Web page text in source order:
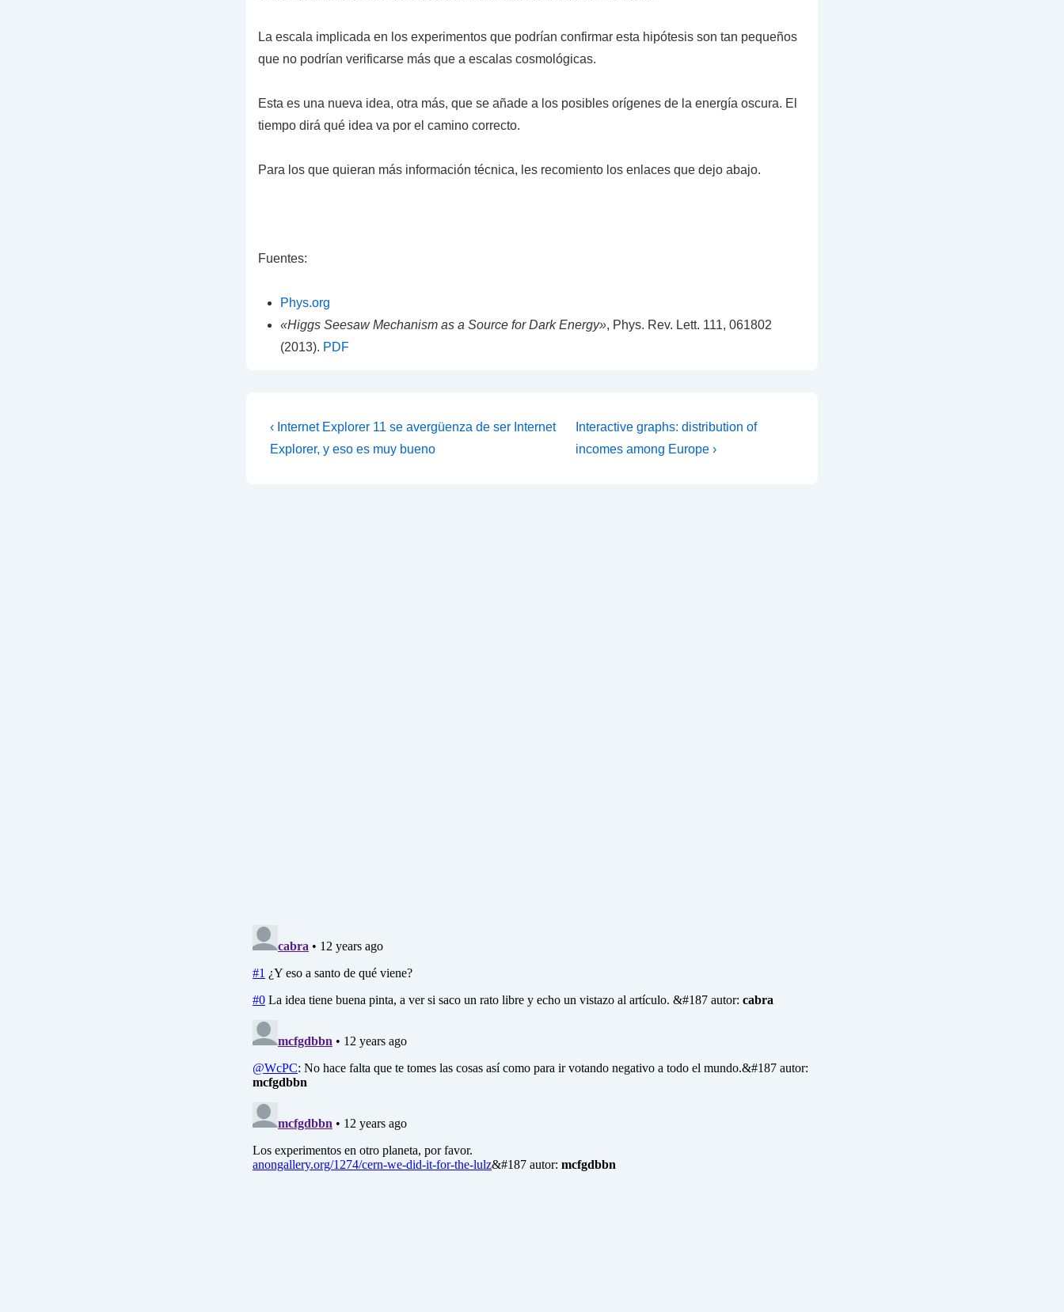
La escala implicada en los experimentos que podrían confirmar esta hipótesis son tan pequeños
que no podrían verificarse más que a escalas cosmológicas.
Esta es una nueva idea, otra más, que se añade a los posibles orígenes de la energía oscura. El
tiempo dirá qué idea va por el camino correcto.
Para los que quieran más información técnica, les recomiento los enlaces que dejo abajo.
Fuentes:
Phys.org
«Higgs Seesaw Mechanism as a Source for Dark Energy», Phys. Rev. Lett. 111, 061802
(2013). PDF
Navegación
de
La
entrada
‹ Internet Explorer 11 se avergüenza de ser Internet
Explorer, y eso es muy bueno
La
entrada
Interactive graphs: distribution of
incomes among Europe ›